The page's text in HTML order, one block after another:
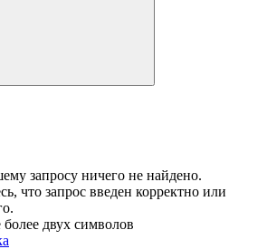
запросу ничего не найдено.
что запрос введен корректно или
двух символов